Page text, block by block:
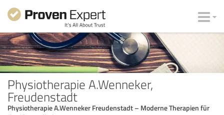
Physiotherapie A.Wenneker,
Freudenstadt
Physiotherapie A.Wenneker Freudenstadt – Moderne Therapien für